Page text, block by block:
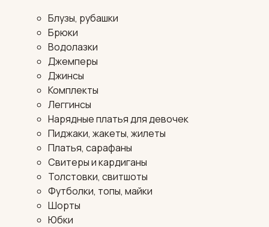
Блузы, рубашки
Брюки
Водолазки
Джемперы
Джинсы
Комплекты
Леггинсы
Нарядные платья для девочек
Пиджаки, жакеты, жилеты
Платья, сарафаны
Свитеры и кардиганы
Толстовки, свитшоты
Футболки, топы, майки
Шорты
Юбки